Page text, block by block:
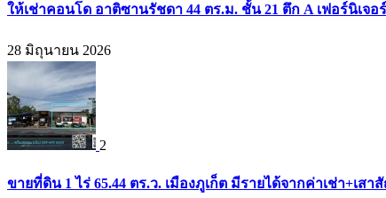
ให้เช่าคอนโด อาติซานรัชดา 44 ตร.ม. ชั้น 21 ตึก A เฟอร์นิเจอ
28 มิถุนายน 2026
2
ขายที่ดิน 1 ไร่ 65.44 ตร.ว. เมืองภูเก็ต มีรายได้จากค่าเช่า+เส